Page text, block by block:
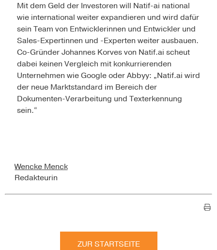
Mit dem Geld der Investoren will Natif-ai national
wie international weiter expandieren und wird dafür
sein Team von Entwicklerinnen und Entwickler und
Sales-Expertinnen und -Experten weiter ausbauen.
Co-Gründer Johannes Korves von Natif.ai scheut
dabei keinen Vergleich mit konkurrierenden
Unternehmen wie Google oder Abbyy: „Natif.ai wird
der neue Marktstandard im Bereich der
Dokumenten-Verarbeitung und Texterkennung
sein.“
Wencke Menck
Redakteurin
ZUR STARTSEITE